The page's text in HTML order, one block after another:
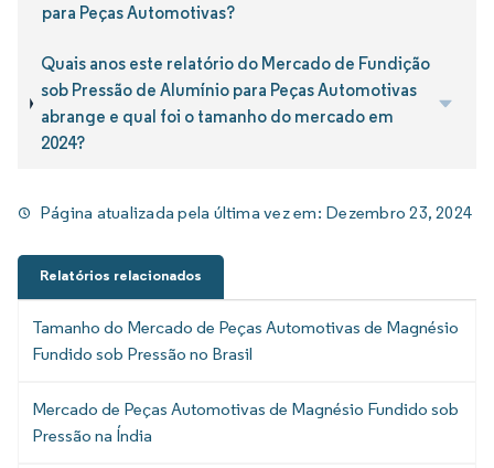
para Peças Automotivas?
Quais anos este relatório do Mercado de Fundição
sob Pressão de Alumínio para Peças Automotivas
abrange e qual foi o tamanho do mercado em
2024?
Página atualizada pela última vez em: Dezembro 23, 2024
Relatórios relacionados
Tamanho do Mercado de Peças Automotivas de Magnésio
Fundido sob Pressão no Brasil
Mercado de Peças Automotivas de Magnésio Fundido sob
Pressão na Índia